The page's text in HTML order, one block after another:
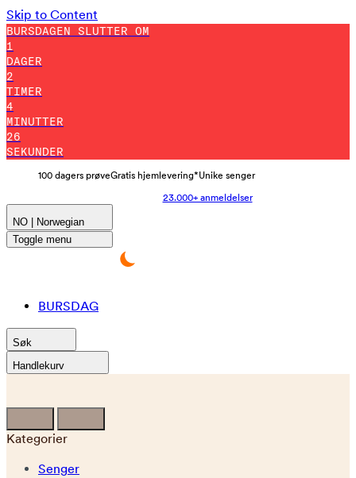
Skip to Content
BURSDAGEN SLUTTER OM
1
DAGER
2
TIMER
4
MINUTTER
25
SEKUNDER
100 dagers prøveGratis hjemlevering*Unike senger
23.000+ anmeldelser
NO | Norwegian
Toggle menu
BURSDAG
Søk
Handlekurv
Kategorier
Senger